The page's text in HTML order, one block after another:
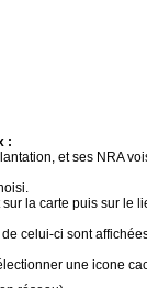
:
et ses NRA
la carte puis sur le
celui-ci sont
une icone